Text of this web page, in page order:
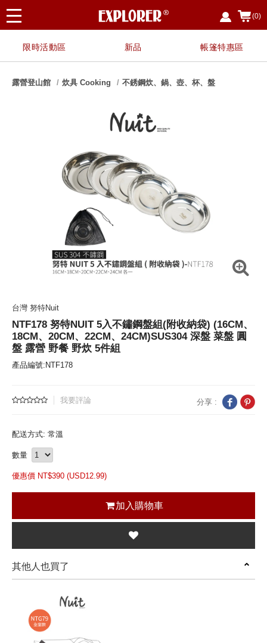
(0)
限時活動區 新品 帳篷特惠區
露營登山館 炊具 Cooking 不銹鋼炊、鍋、壺、杯、盤
台灣 努特Nuit
NTF178 努特NUIT 5入不鏽鋼盤組(附收納袋) (16CM、
18CM、20CM、22CM、24CM)SUS304 深盤 菜盤 圓
盤 露營 野餐 野炊 5件組
產品編號:NTF178
我要評論 分享 :
配送方式: 常溫
數量
優惠價 NT$390 (USD12.99)
加入購物車
其他人也買了